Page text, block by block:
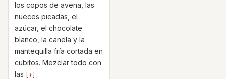
los copos de avena, las
nueces picadas, el
azúcar, el chocolate
blanco, la canela y la
mantequilla fría cortada en
cubitos. Mezclar todo con
las [+]